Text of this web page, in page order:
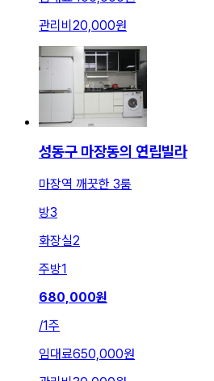
관리비 20,000원
성동구 마장동의 연립빌라
마장역 깨끗한 3룸
방3
화장실2
주방1
680,000원
/1주
임대료650,000원